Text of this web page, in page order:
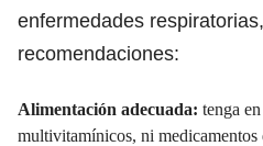
enfermedades
recomendaciones:
Alimentación adecuada: tenga
multivitamínicos, ni medicamentos